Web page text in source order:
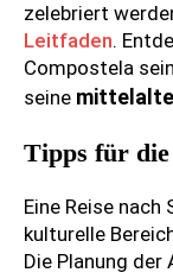
zelebriert
Leitfaden.
Compostela
seine
Tipps für
Eine Reise
kulturelle
Die Planung